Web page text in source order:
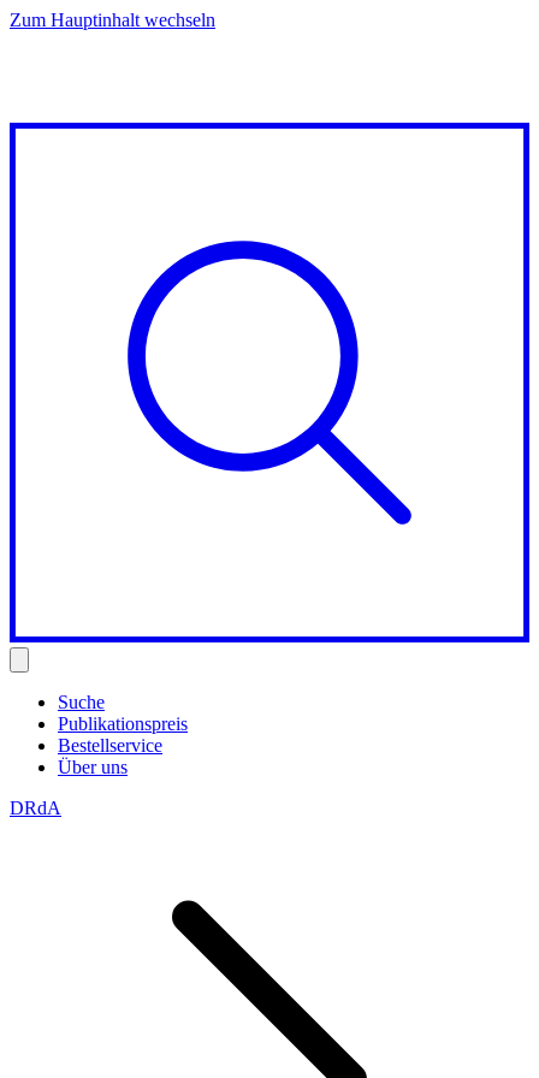
Zum Hauptinhalt wechseln
Suche
Publikationspreis
Bestellservice
Über uns
DRdA